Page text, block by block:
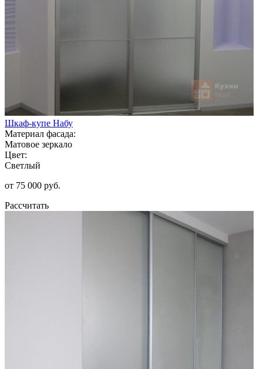
Шкаф-купе Набу
Материал фасада:
Матовое зеркало
Цвет:
Светлый
от 75 000 руб.
Рассчитать